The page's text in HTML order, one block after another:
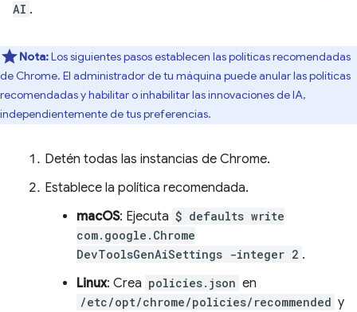
AI .
Nota:Los siguientes pasos establecen las políticas recomendadas
de Chrome. El administrador de tu máquina puede anular las políticas
recomendadas y habilitar o inhabilitar las innovaciones de IA,
independientemente de tus preferencias.
Detén todas las instancias de Chrome.
Establece la política recomendada.
macOS: Ejecuta $ defaults write
com.google.Chrome
DevToolsGenAiSettings -integer 2 .
Linux: Crea policies.json en
/etc/opt/chrome/policies/recommended y